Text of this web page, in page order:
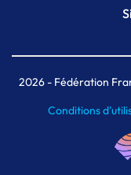
2026- Fédération
Conditions